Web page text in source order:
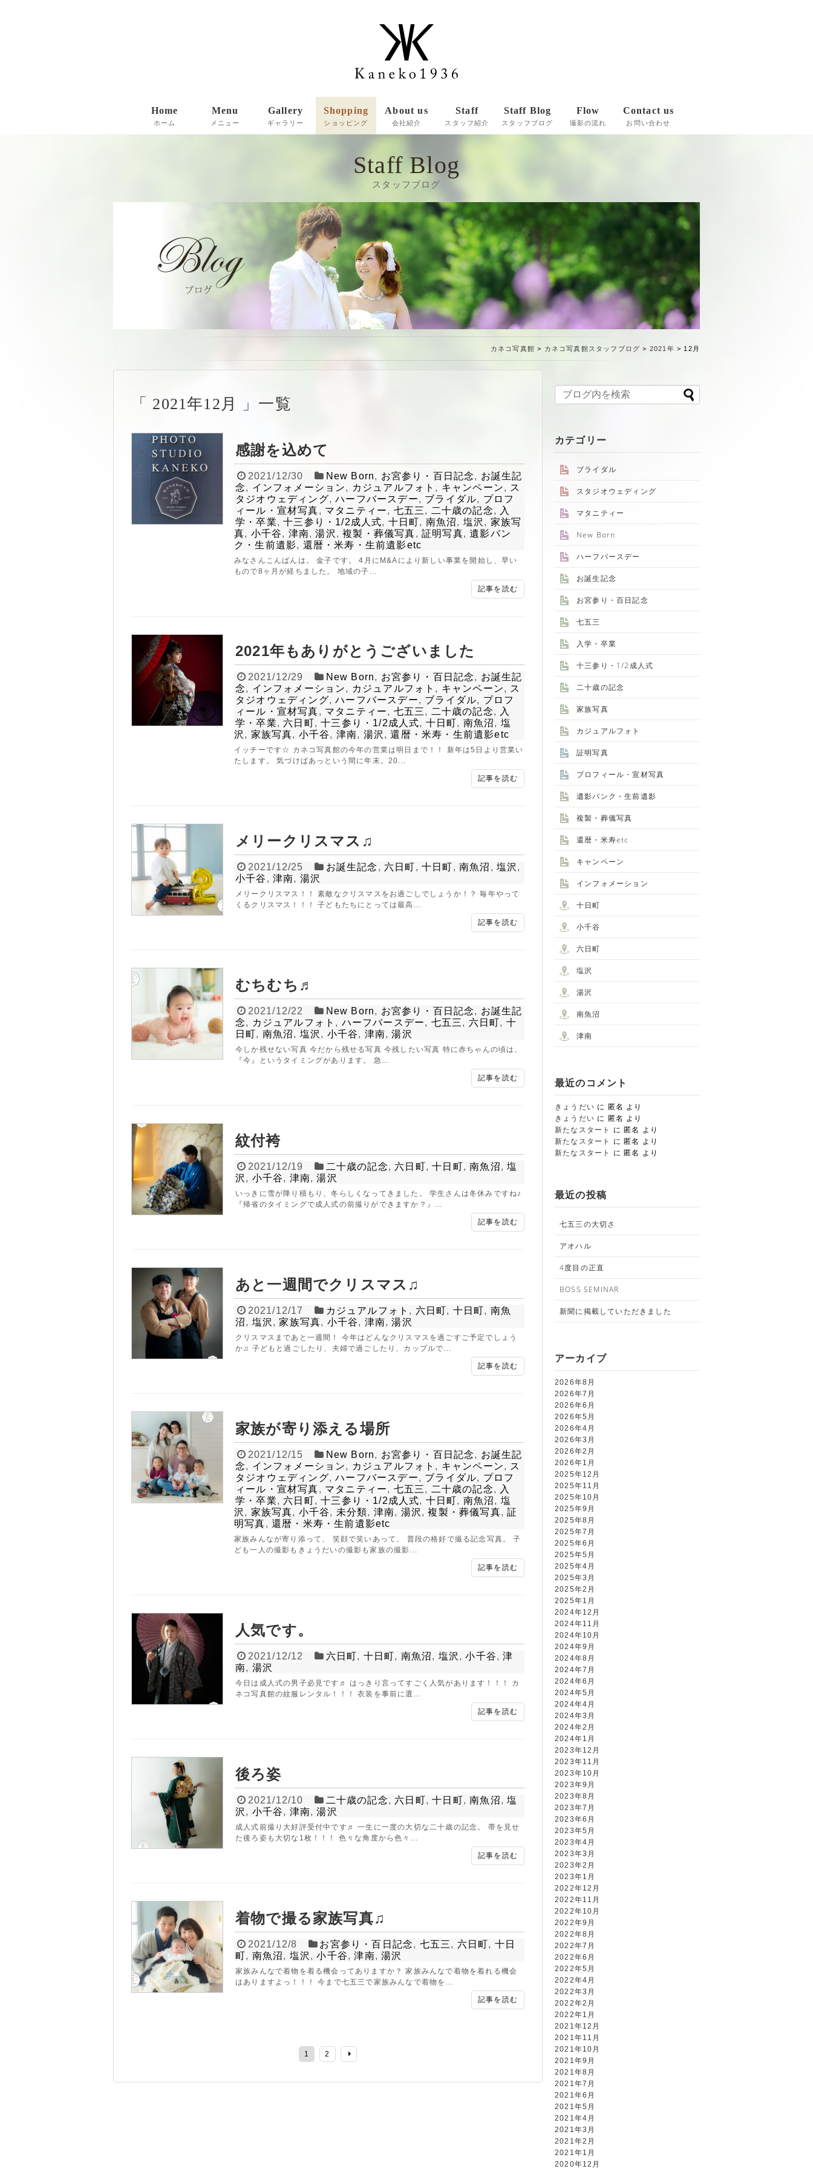
Home
ホーム
Menu
メニュー
Gallery
ギャラリー
Shopping
ショッピング
お支払い方法・送料
商品のお届けについて
特定商取引法に基づく表記
About us
会社紹介
Staff
スタッフ紹介
Staff Blog
スタッフブログ
Flow
撮影の流れ
Contact us
お問い合わせ
STUDIO事業部
PHOTO STUDIO KANEKO
ALBUM事業部
PHOTO HOUSE BOAR
tel.025-761-7474
閉じる
Staff Blog
スタッフブログ
カネコ写真館 > カネコ写真館スタッフブログ > 2021年 > 12月
2021年12月 一覧
感謝を込めて
2021/12/30 New Born, お宮参り・百日記念, お誕生記
念, インフォメーション, カジュアルフォト , キャンペーン, ス
タジオウェディング,ハーフバースデー, ブライダル, プロフ
ィール・宣材写真, マタニティー, 七五三, 二十歳の記念, 入
学・卒業,十三参り・1/2成人式, 十日町, 南魚沼, 塩沢 , 家族写
真, 小千谷, 津南,湯沢 ,複製・葬儀写真,証明写真,遺影バン
ク・生前遺影, 還暦・米寿・生前遺影etc
みなさんこんばんは。 金子です。 4月にM&Aにより新しい事業を開始し、早い
もので8ヶ月が経ちました。 地域の子...
記事を読む
2021年もありがとうございました
2021/12/29 New Born, お宮参り・百日記念, お誕生記
念, インフォメーション, カジュアルフォト , キャンペーン, ス
タジオウェディング,ハーフバースデー, ブライダル, プロフ
ィール・宣材写真, マタニティー, 七五三, 二十歳の記念, 入
学・卒業, 六日町 ,十三参り・1/2成人式, 十日町 , 南魚沼, 塩
沢 , 家族写真, 小千谷, 津南, 湯沢 ,還暦・米寿・生前遺影etc
イッチーです☆ カネコ写真館の今年の営業は明日まで！！ 新年は5日より営業い
たします。 気づけばあっという間に年末。20...
記事を読む
メリークリスマス♫
2021/12/25 お誕生記念 , 六日町, 十日町, 南魚沼 , 塩沢 ,
小千谷 ,津南, 湯沢
メリークリスマス！！ 素敵なクリスマスをお過ごしでしょうか！？ 毎年やって
くるクリスマス！！！ 子どもたちにとっては最高...
記事を読む
むちむち♬
2021/12/22 New Born, お宮参り・百日記念, お誕生記
念, カジュアルフォト , ハーフバースデー, 七五三, 六日町, 十
日町, 南魚沼, 塩沢 , 小千谷, 津南,湯沢
今しか残せない写真 今だから残せる写真 今残したい写真 特に赤ちゃんの頃は、
『今』というタイミングがあります。 急...
記事を読む
紋付袴
2021/12/19 二十歳の記念, 六日町,十日町,南魚沼,塩
沢 , 小千谷, 津南,湯沢
いっきに雪が降り積もり、冬らしくなってきました。 学生さんは冬休みですね♪
『帰省のタイミングで成人式の前撮りができますか？』...
記事を読む
あと一週間でクリスマス♫
2021/12/17 カジュアルフォト , 六日町, 十日町, 南魚
沼, 塩沢 ,家族写真, 小千谷, 津南,湯沢
クリスマスまであと一週間！ 今年はどんなクリスマスを過ごすご予定でしょう
か♫ 子どもと過ごしたり、夫婦で過ごしたり、カップルで...
記事を読む
家族が寄り添える場所
2021/12/15 New Born, お宮参り・百日記念, お誕生記
念, インフォメーション, カジュアルフォト , キャンペーン, ス
タジオウェディング,ハーフバースデー, ブライダル, プロフ
ィール・宣材写真, マタニティー, 七五三, 二十歳の記念, 入
学・卒業, 六日町,十三参り・1/2成人式, 十日町, 南魚沼, 塩
沢 , 家族写真, 小千谷, 未分類, 津南, 湯沢 ,複製・葬儀写真,証
明写真,還暦・米寿・生前遺影etc
家族みんなが寄り添って、 笑顔で笑いあって、 普段の格好で撮る記念写真。 子
ども一人の撮影もきょうだいの撮影も家族の撮影...
記事を読む
人気です。
2021/12/12 六日町, 十日町, 南魚沼, 塩沢 ,小千谷,津
南, 湯沢
今日は成人式の男子必見です♬ はっきり言ってすごく人気があります！！！ カ
ネコ写真館の紋服レンタル！！！ 衣装を事前に選...
記事を読む
後ろ姿
2021/12/10 二十歳の記念, 六日町,十日町,南魚沼,塩
沢 , 小千谷, 津南,湯沢
成人式前撮り大好評受付中です♬ 一生に一度の大切な二十歳の記念。 帯を見せ
た後ろ姿も大切な1枚！！！ 色々な角度から色々...
記事を読む
着物で撮る家族写真♫
2021/12/8 お宮参り・百日記念, 七五三, 六日町, 十日
町, 南魚沼, 塩沢 ,小千谷,津南,湯沢
家族みんなで着物を着る機会ってありますか？ 家族みんなで着物を着れる機会
はありますよっ！！！ 今まで七五三で家族みんなで着物を...
記事を読む
1 2
カテゴリー
ブライダル
スタジオウェディング
マタニティー
New Born
ハーフバースデー
お誕生記念
お宮参り・百日記念
七五三
入学・卒業
十三参り・1/2成人式
二十歳の記念
家族写真
カジュアルフォト
証明写真
プロフィール・宣材写真
遺影バンク・生前遺影
複製・葬儀写真
還暦・米寿etc
キャンペーン
インフォメーション
十日町
小千谷
六日町
塩沢
湯沢
南魚沼
津南
最近のコメント
きょうだい に 匿名
より
きょうだい に 匿名
より
新たなスタート
に匿名
より
新たなスタート
に匿名
より
新たなスタート
に匿名 より
最近の投稿
七五三の大切さ
アオハル
4度目の正直
BOSS SEMINAR
新聞に掲載していただきました
アーカイブ
2026年8月
2026年7月
2026年6月
2026年5月
2026年4月
2026年3月
2026年2月
2026年1月
2025年12月
2025年11月
2025年10月
2025年9月
2025年8月
2025年7月
2025年6月
2025年5月
2025年4月
2025年3月
2025年2月
2025年1月
2024年12月
2024年11月
2024年10月
2024年9月
2024年8月
2024年7月
2024年6月
2024年5月
2024年4月
2024年3月
2024年2月
2024年1月
2023年12月
2023年11月
2023年10月
2023年9月
2023年8月
2023年7月
2023年6月
2023年5月
2023年4月
2023年3月
2023年2月
2023年1月
2022年12月
2022年11月
2022年10月
2022年9月
2022年8月
2022年7月
2022年6月
2022年5月
2022年4月
2022年3月
2022年2月
2022年1月
2021年12月
2021年11月
2021年10月
2021年9月
2021年8月
2021年7月
2021年6月
2021年5月
2021年4月
2021年3月
2021年2月
2021年1月
2020年12月